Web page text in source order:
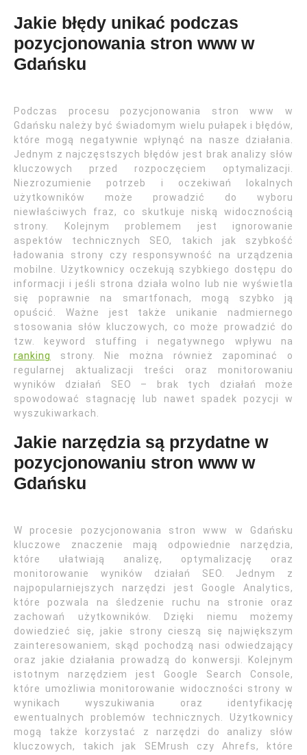
Jakie błędy unikać podczas
pozycjonowania stron www w
Gdańsku
Podczas procesu pozycjonowania stron www w
Gdańsku należy być świadomym wielu pułapek i błędów,
które mogą negatywnie wpłynąć na nasze działania.
Jednym z najczęstszych błędów jest brak analizy słów
kluczowych przed rozpoczęciem optymalizacji.
Niezrozumienie potrzeb i oczekiwań lokalnych
użytkowników może prowadzić do wyboru
niewłaściwych fraz, co skutkuje niską widocznością
strony. Kolejnym problemem jest ignorowanie
aspektów technicznych SEO, takich jak szybkość
ładowania strony czy responsywność na urządzenia
mobilne. Użytkownicy oczekują szybkiego dostępu do
informacji i jeśli strona działa wolno lub nie wyświetla
się poprawnie na smartfonach, mogą szybko ją
opuścić. Ważne jest także unikanie nadmiernego
stosowania słów kluczowych, co może prowadzić do
tzw. keyword stuffing i negatywnego wpływu na
ranking
strony. Nie można również zapominać o
regularnej aktualizacji treści oraz monitorowaniu
wyników działań SEO – brak tych działań może
spowodować stagnację lub nawet spadek pozycji w
wyszukiwarkach.
Jakie narzędzia są przydatne w
pozycjonowaniu stron www w
Gdańsku
W procesie pozycjonowania stron www w Gdańsku
kluczowe znaczenie mają odpowiednie narzędzia,
które ułatwiają analizę, optymalizację oraz
monitorowanie wyników działań SEO. Jednym z
najpopularniejszych narzędzi jest Google Analytics,
które pozwala na śledzenie ruchu na stronie oraz
zachowań użytkowników. Dzięki niemu możemy
dowiedzieć się, jakie strony cieszą się największym
zainteresowaniem, skąd pochodzą nasi odwiedzający
oraz jakie działania prowadzą do konwersji. Kolejnym
istotnym narzędziem jest Google Search Console,
które umożliwia monitorowanie widoczności strony w
wynikach wyszukiwania oraz identyfikację
ewentualnych problemów technicznych. Użytkownicy
mogą także korzystać z narzędzi do analizy słów
kluczowych, takich jak SEMrush czy Ahrefs, które